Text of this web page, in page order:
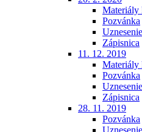
Materiály
Pozvánka
Uznesenie
Zápisnica
11. 12. 2019
Materiály
Pozvánka
Uznesenie
Zápisnica
28. 11. 2019
Pozvánka
Uznesenie